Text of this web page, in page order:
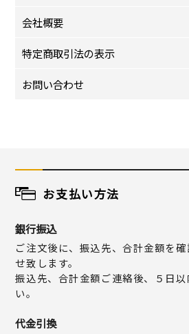
会社概要
特定商取引法の表示
お問い合わせ
お支払い方法
銀行振込
ご注文後に、振込先、合計金額を
せ致します。
振込先、合計金額ご連絡後、５日
い。
代金引換